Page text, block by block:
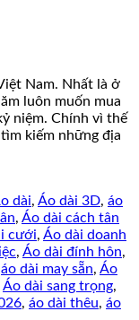
Nam. Nhất là ở
luôn muốn mua
niệm. Chính vì thế
kiếm những địa
dài, Áo dài 3D, áo
, Áo dài cách tân
cưới, Áo dài doanh
, Áo dài đính hôn,
áo dài may sẵn, Áo
Áo dài sang trọng,
, áo dài thêu, áo